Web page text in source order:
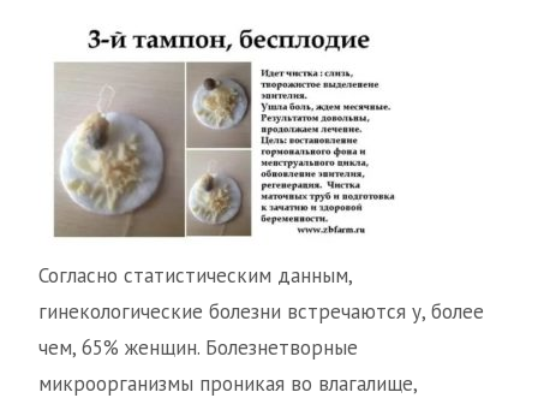
Согласно статистическим данным,
гинекологические болезни встречаются у, более
чем, 65% женщин. Болезнетворные
микроорганизмы проникая во влагалище,